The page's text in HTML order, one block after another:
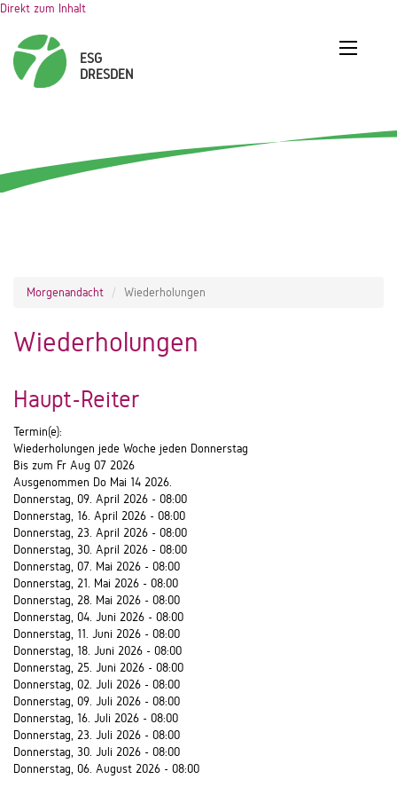
Direkt zum Inhalt
Morgenandacht Wiederholungen
Wiederholungen
Haupt-Reiter
Termin(e):
Wiederholungen jede Woche jeden Donnerstag
Bis zum Fr Aug 07 2026
Ausgenommen Do Mai 14 2026.
Donnerstag, 09. April 2026 - 08:00
Donnerstag, 16. April 2026 - 08:00
Donnerstag, 23. April 2026 - 08:00
Donnerstag, 30. April 2026 - 08:00
Donnerstag, 07. Mai 2026 - 08:00
Donnerstag, 21. Mai 2026 - 08:00
Donnerstag, 28. Mai 2026 - 08:00
Donnerstag, 04. Juni 2026 - 08:00
Donnerstag, 11. Juni 2026 - 08:00
Donnerstag, 18. Juni 2026 - 08:00
Donnerstag, 25. Juni 2026 - 08:00
Donnerstag, 02. Juli 2026 - 08:00
Donnerstag, 09. Juli 2026 - 08:00
Donnerstag, 16. Juli 2026 - 08:00
Donnerstag, 23. Juli 2026 - 08:00
Donnerstag, 30. Juli 2026 - 08:00
Donnerstag, 06. August 2026 - 08:00